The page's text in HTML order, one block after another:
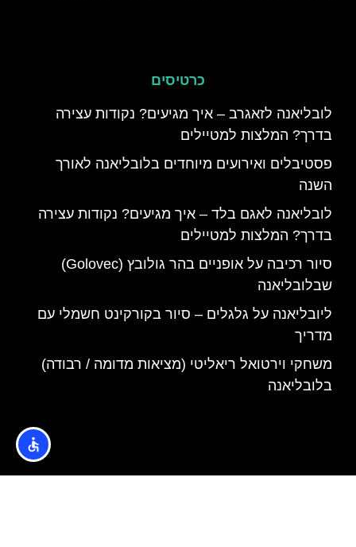
כרטיסים
לובליאנה לזאגרב – איך מגיעים? נקודות עצירה
בדרך? המלצות למטיילים
פסטיבלים ואירועים מיוחדים בלובליאנה לאורך
השנה
לובליאנה לאגם בלד – איך מגיעים? נקודות עצירה
בדרך? המלצות למטיילים
סיור רכיבה על אופניים בהר גולובץ (Golovec)
שבלובליאנה
ליובליאנה על גלגלים – סיור בקורקינט חשמלי עם
מדריך
משחקי וירטואל ריאליטי (מציאות מדומה / רבודה)
בלובליאנה